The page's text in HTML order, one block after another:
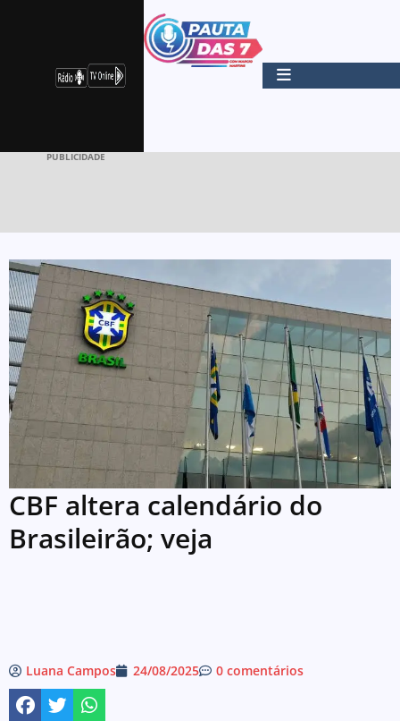
PUBLICIDADE
CBF altera calendário do
Brasileirão; veja
Luana Campos 24/08/2025 0 comentários